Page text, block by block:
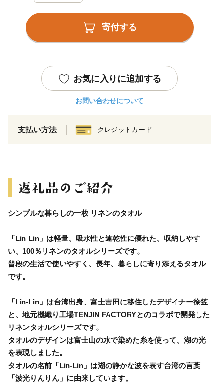
寄付する
お気に入りに追加する
お問い合わせについて
支払い方法 クレジットカード
シンプルな暮らしの一枚 リネンのタオル
「Lin-Lin」は軽量、吸水性と速乾性に優れた、収納しやす
い、100％リネンのタオルシリーズです。
普段の生活で使いやすく、長年、暮らしに寄り添えるタオル
です。
「Lin-Lin」は台湾出身、富士吉田に移住したデザイナー徐笠
と、地元機織り工場TENJIN FACTORYとのコラボで開発した
リネンタオルシリーズです。
タオルのデザインは富士山の水で染めた糸を使って、湖の光
を表現しました。
タオルの名前「Lin-Lin」は湖の静かな波を表す台湾の言葉
「波光りんりん」に由来しています。